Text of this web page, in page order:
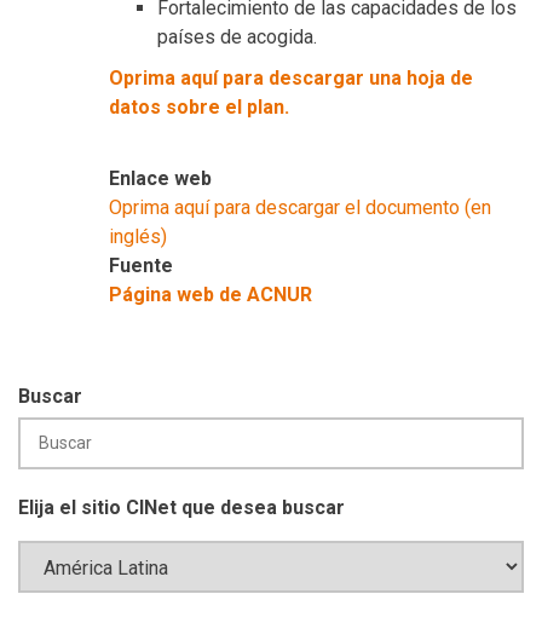
Fortalecimiento de las capacidades de los
países de acogida.
Oprima aquí para descargar una hoja de
datos sobre el plan.
Enlace web
Oprima aquí para descargar el documento (en
inglés)
Fuente
Página web de ACNUR
Buscar
Elija el sitio CINet que desea buscar